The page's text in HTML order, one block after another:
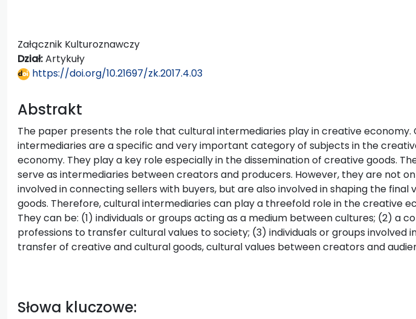
Załącznik Kulturoznawczy
Dział:Artykuły
https://doi.org/10.21697/zk.2017.4.03
Abstrakt
The paper presents the role that cultural intermediaries play in creative economy.
intermediaries are a specific and very important category of subjects in the
economy. They play a key role especially in the dissemination of creative goods.
serve as intermediaries between creators and producers. However, they are not
involved in connecting sellers with buyers, but are also involved in shaping the final
goods. Therefore, cultural intermediaries can play a threefold role in the creative
They can be: (1) individuals or groups acting as a medium between cultures; (2) a
professions to transfer cultural values to society; (3) individuals or groups involved
transfer of creative and cultural goods, cultural values between creators and
Słowa kluczowe: